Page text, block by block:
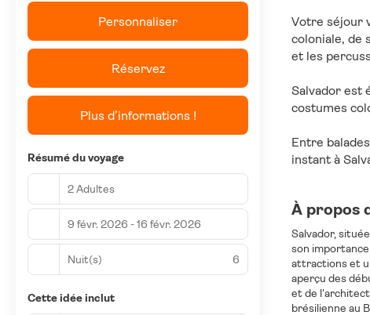
Votre séjour
coloniale, de
et les
Salvador est
Entre
instant à
À propos
Salvador,
son
attractions et
aperçu des
et de
brésilienne au
Personnaliser
Réservez
Plus d’informations !
Résumé du voyage
2 Adultes
9 févr. 2026 - 16 févr. 2026
Nuit(s) 6
Cette idée inclut